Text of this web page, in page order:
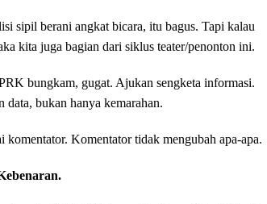
sipil berani angkat bicara, itu bagus. Tapi kalau
kita juga bagian dari siklus teater/penonton ini.
bungkam, gugat. Ajukan sengketa informasi.
bukan hanya kemarahan.
komentator. Komentator tidak mengubah apa-apa.